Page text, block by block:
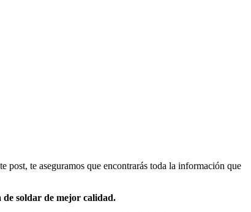
post, te aseguramos que encontrarás toda la información que
de soldar de mejor calidad.